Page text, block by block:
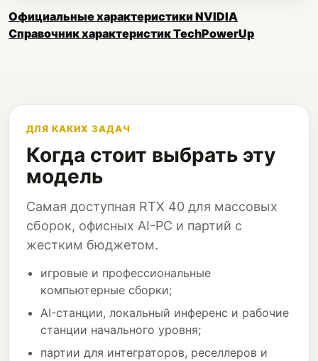
Официальные характеристики NVIDIA
Справочник характеристик TechPowerUp
ДЛЯ КАКИХ ЗАДАЧ
Когда стоит выбрать эту
модель
Самая доступная RTX 40 для массовых
сборок, офисных AI-PC и партий с
жестким бюджетом.
игровые и профессиональные
компьютерные сборки;
AI-станции, локальный инференс и рабочие
станции начального уровня;
партии для интеграторов, реселлеров и